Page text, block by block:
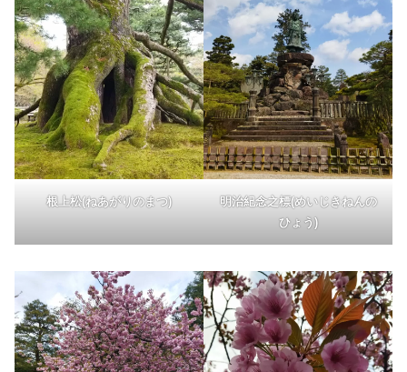
根上松(ねあがりのまつ)
明治紀念之標(めいじきねんの
ひょう)